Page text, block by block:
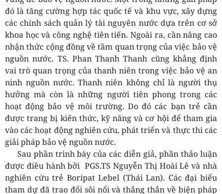
đó là tăng cường hợp tác quốc tế và khu vực, xây dựng
các chính sách quản lý tài nguyên nước dựa trên cơ sở
khoa học và công nghệ tiên tiến. Ngoài ra, cần nâng cao
nhận thức cộng đồng về tầm quan trọng của việc bảo vệ
nguồn nước. TS. Phan Thanh Thanh cũng khẳng định
vai trò quan trọng của thanh niên trong việc bảo vệ an
ninh nguồn nước. Thanh niên không chỉ là người thụ
hưởng mà còn là những người tiên phong trong các
hoạt động bảo vệ môi trường. Do đó các bạn trẻ cần
được trang bị kiến thức, kỹ năng và cơ hội để tham gia
vào các hoạt động nghiên cứu, phát triển và thực thi các
giải pháp bảo vệ nguồn nước.
Sau phần trình bày của các diễn giả, phần thảo luận
được điều hành bởi PGS.TS Nguyễn Thị Hoài Lê và nhà
nghiên cứu trẻ Boripat Lebel (Thái Lan). Các đại biểu
tham dự đã trao đổi sôi nổi và thẳng thắn về biện pháp